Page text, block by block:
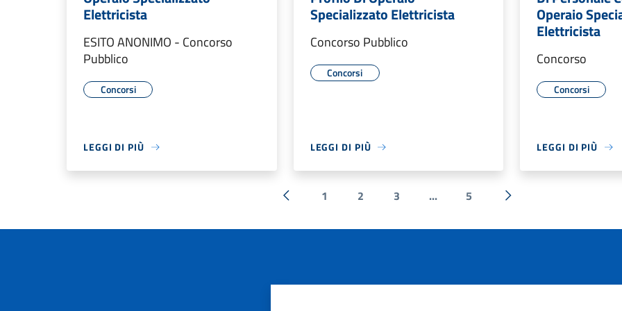
Elettricista
ESITO ANONIMO - Concorso
Pubblico
Concorsi
LEGGI DI PIÙ
Specializzato Elettricista
Concorso Pubblico
Concorsi
LEGGI DI PIÙ
Operaio
Elettricista
Concorso
Concorsi
LEGGI DI PIÙ
« Precedente
1 2 3 ... 5
Successiva »